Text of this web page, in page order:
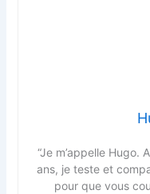
“Je m’appelle Hugo.
ans, je teste et
pour que vous